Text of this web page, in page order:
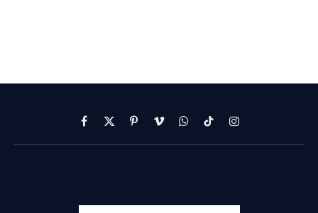
Facebook
X
(Twitter)
PinterestVimeoWhatsApp
TikTokInstagram